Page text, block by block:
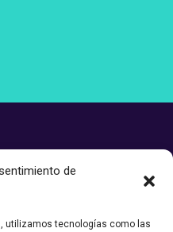
de
utilizamos tecnologías como las